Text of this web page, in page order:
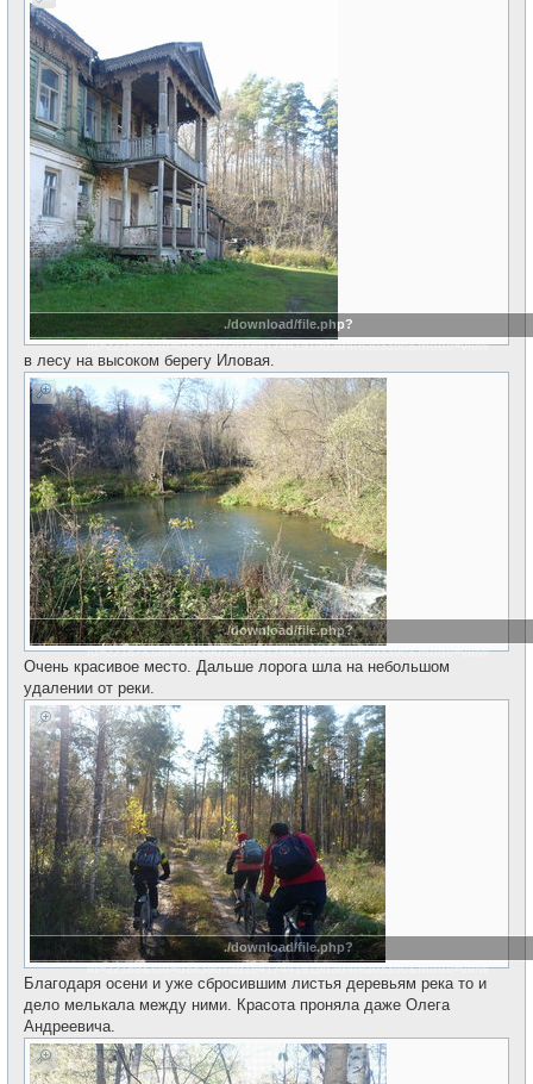
./download/file.php?
id=22186&sid=d883907ab1e417441919dad4fea0339c&mode=view
в лесу на высоком берегу Иловая.
./download/file.php?
id=22187&sid=d883907ab1e417441919dad4fea0339c&mode=view
Очень красивое место. Дальше лорога шла на небольшом
удалении от реки.
./download/file.php?
id=22189&sid=d883907ab1e417441919dad4fea0339c&mode=view
Благодаря осени и уже сбросившим листья деревьям река то и
дело мелькала между ними. Красота проняла даже Олега
Андреевича.